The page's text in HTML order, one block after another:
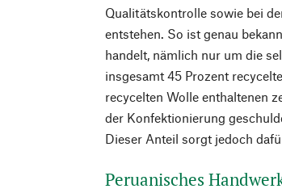
Qualitätskontrolle sowie bei
entstehen. So ist genau
handelt, nämlich nur um die
insgesamt 45 Prozent
recycelten Wolle enthaltenen
der Konfektionierung
Dieser Anteil sorgt jedoch
Peruanisches